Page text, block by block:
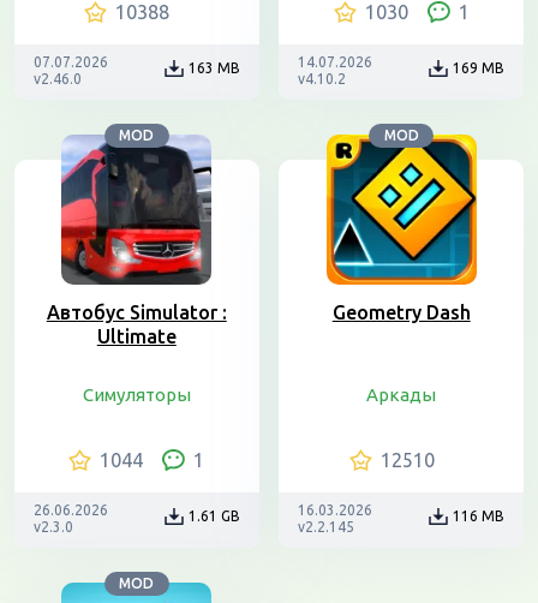
10388
07.07.2026
v2.46.0
163 MB
1030 1
14.07.2026
v4.10.2
169 MB
MOD
Автобус Simulator :
Ultimate
Симуляторы
1044 1
26.06.2026
v2.3.0
1.61 GB
MOD
Geometry Dash
Аркады
12510
16.03.2026
v2.2.145
116 MB
MOD